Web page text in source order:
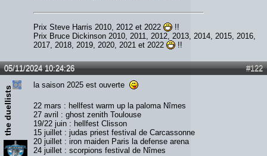
Prix Steve Harris 2010, 2012 et 2022
!!
Prix Bruce Dickinson 2010, 2011, 2012, 2013, 2014, 2015, 2016,
2017, 2018, 2019, 2020, 2021 et 2022
!!
#122
05/11/2024 10:24:26
the duellists
la saison 2025 est ouverte
22 mars : hellfest warm up la paloma Nîmes
27 avril : ghost zenith Toulouse
19/22 juin : hellfest Clisson
15 juillet : judas priest festival de Carcassonne
20 juillet : iron maiden Paris la defense arena
24 juillet : scorpions festival de Nîmes